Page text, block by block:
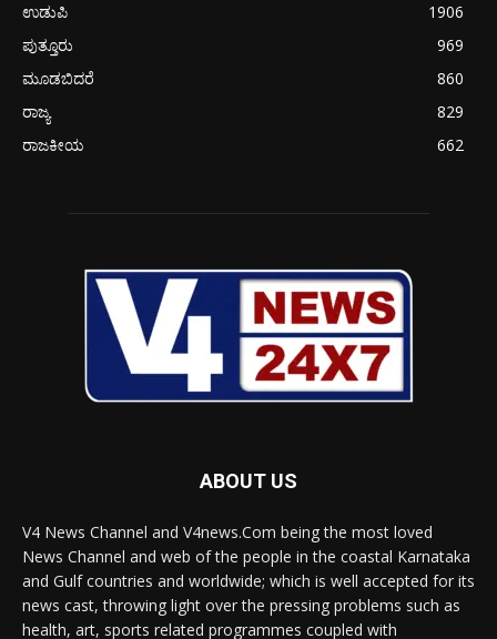
ಉಡುಪಿ
1906
ಪುತ್ತೂರು
969
ಮೂಡಬಿದರೆ
860
ರಾಜ್ಯ
829
ರಾಜಕೀಯ
662
ABOUT US
V4 News Channel and V4news.Com being the most loved
News Channel and web of the people in the coastal Karnataka
and Gulf countries and worldwide; which is well accepted for its
news cast, throwing light over the pressing problems such as
health, art, sports related programmes coupled with